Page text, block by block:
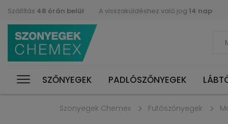
Szállítás 48 órán belül A visszaküldéshez való jog 14 nap
SZŐNYEGEK PADLÓSZŐNYEGEK
Szonyegek Chemex Futószőnyegek